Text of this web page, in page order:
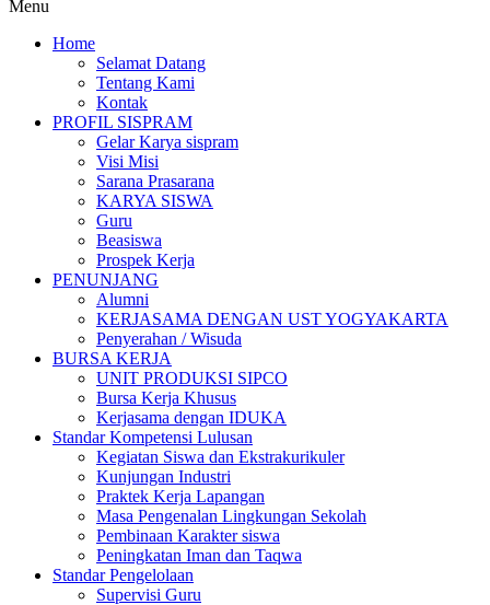
Menu
Home
Selamat Datang
Tentang Kami
Kontak
PROFIL SISPRAM
Gelar Karya sispram
Visi Misi
Sarana Prasarana
KARYA SISWA
Guru
Beasiswa
Prospek Kerja
PENUNJANG
Alumni
KERJASAMA DENGAN UST YOGYAKARTA
Penyerahan / Wisuda
BURSA KERJA
UNIT PRODUKSI SIPCO
Bursa Kerja Khusus
Kerjasama dengan IDUKA
Standar Kompetensi Lulusan
Kegiatan Siswa dan Ekstrakurikuler
Kunjungan Industri
Praktek Kerja Lapangan
Masa Pengenalan Lingkungan Sekolah
Pembinaan Karakter siswa
Peningkatan Iman dan Taqwa
Standar Pengelolaan
Supervisi Guru